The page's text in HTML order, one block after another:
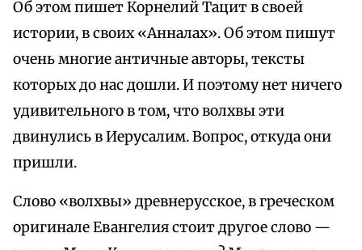
Об этом пишет Корнелий Тацит в своей
истории, в своих «Анналах». Об этом пишут
очень многие античные авторы, тексты
которых до нас дошли. И поэтому нет ничего
удивительного в том, что волхвы эти
двинулись в Иерусалим. Вопрос, откуда они
пришли.
Слово «волхвы» древнерусское, в греческом
оригинале Евангелия стоит другое слово —